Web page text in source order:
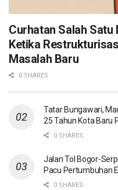
Curhatan Salah Satu
Ketika
Masalah Baru
0 SHARES
Tatar Bungawari,
25 Tahun Kota Baru
0 SHARES
Jalan Tol Bogor-
Pacu Pertumbuhan
0 SHARES